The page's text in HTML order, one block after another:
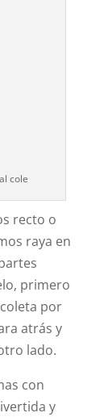
cole
recto o
raya en
primero
por
atrás y
lado.
con
y